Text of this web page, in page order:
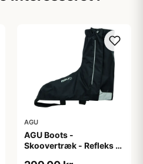
AGU
AGU Boots -
Skoovertræk - Refleks -